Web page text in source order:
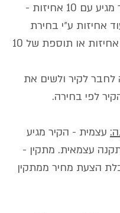
הקיר מגיע עם 10 אחיזות -
אחיזות ע״י בחירת
תוספת של 5 אחיזות או תוספת של 10
לקיר ולשים את
לפי בחירה.
עצמית - הקיר מגיע
עצמאית. מתקין -
הצעת מחיר ממתקין